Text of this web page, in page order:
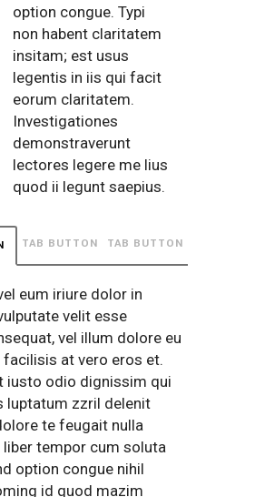
option congue. Typi
non habent claritatem
insitam; est usus
legentis in iis qui facit
eorum claritatem.
Investigationes
demonstraverunt
lectores legere me lius
quod ii legunt saepius.
TAB BUTTON TAB BUTTON
eum iriure dolor in
velit esse
vel illum dolore eu
at vero eros et.
iusto odio dignissim qui
luptatum zzril delenit
te feugait nulla
tempor cum soluta
option congue nihil
id quod mazim